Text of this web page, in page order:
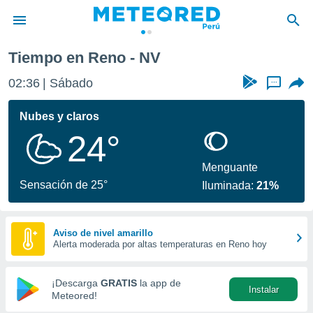
de
ha sido
calidad.
a este
las
y
forma
digital
basada
Tiempo en Reno - NV
02:36 Sábado ...
Nubes y claros
24°
Sensación de 25°
Menguante
Iluminada:21%
Aviso de nivel amarillo
Alerta moderada por altas temperaturas en Reno hoy
¡Descarga GRATIS la app de
Meteored!
Instalar